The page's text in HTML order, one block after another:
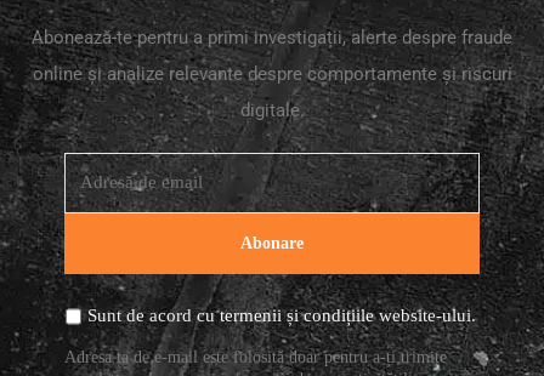
Abonează-te pentru a primi investigații, alerte despre fraude
online și analize relevante despre comportamente și riscuri
digitale.
Sunt de acord cutermenii și condițiilewebsite-ului.
Adresa ta de e-mail este folosită doar pentru a-ți trimite